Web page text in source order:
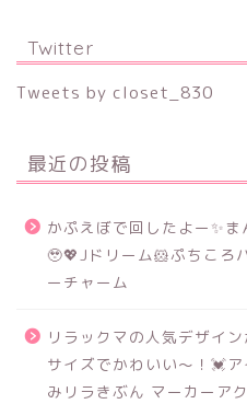
Twitter
Tweets by closet_830
最近の投稿
かぷえぼで回したよー✨
🥹💖Jドリーム🐹ぷちころ
ーチャーム
リラックマの人気デザイ
サイズでかわいい～！💓
みリラきぶん マーカーア